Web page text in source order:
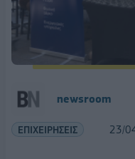
newsroom
ΕΠΙΧΕΙΡΗΣΕΙΣ 23/